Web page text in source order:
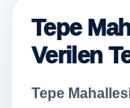
Tepe
Verilen
Tepe